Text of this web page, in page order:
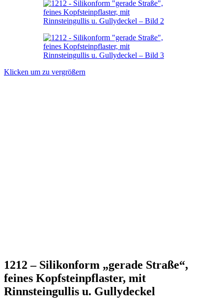
Klicken um zu vergrößern
1212 – Silikonform „gerade Straße“,
feines Kopfsteinpflaster, mit
Rinnsteingullis u. Gullydeckel